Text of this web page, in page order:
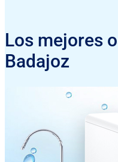
Los mejores
Badajoz